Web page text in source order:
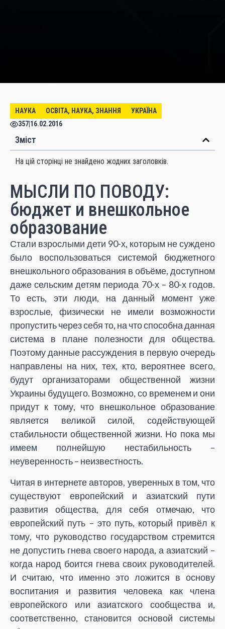
НАУКА ОСВІТА, НАУКА, ЗНАННЯ
УКРАЇНА
357 16.02.2016
Зміст
На цій сторінці не знайдено жодних заголовків.
МЫСЛИ ПО ПОВОДУ:
бюджет и внешкольное
образование
Стали взрослыми дети 90-х, которым не суждено
было воспользоваться системой бюджетного
внешкольного образования в объёме, доступном
даже сельским детям периода 70-х – 80-х годов.
То есть, эти люди, на данный момент уже
взрослые, физически не имели возможности
пропустить через себя то, на что способна данная
система в плане полезности для общества.
Поэтому данные рассуждения в первую очередь
направлены на них, тех, кто, вероятнее всего,
будут организаторами общественной жизни
Украины будущего. Возможно, со временем и они
придут к тому, что внешкольное образование
является великой силой, содействующей
стабильности общественной жизни. Но пока мы
имеем полнейшую нестабильность –
неуверенность – неизвестность.
Читая в интернете авторов, уверенных в том, что
существуют европейский и азиатский пути
развития общества, для себя отмечаю, что
европейский путь – это путь, который привёл к
тому, что руководство государством стремится
не допустить гнева своего народа, а азиатский –
когда народ боится гнева своих руководителей.
И считаю, что именно это ложится в основу
воспитания и развития человека как члена
европейского или азиатского сообщества и,
соответственно, становится основой системы